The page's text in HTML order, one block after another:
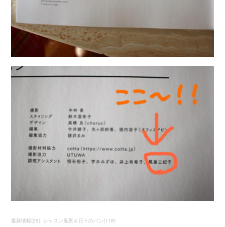
最新情報(29) レッスン風景＆日々のパン(118)